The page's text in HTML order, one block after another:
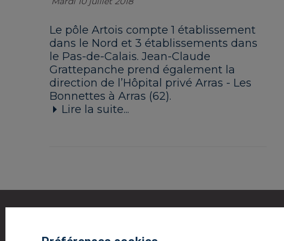
Le pôle Artois compte 1 établissement
dans le Nord et 3 établissements dans
le Pas-de-Calais. Jean-Claude
Grattepanche prend également la
direction de l’Hôpital privé Arras - Les
Bonnettes à Arras (62).
Lire la suite...